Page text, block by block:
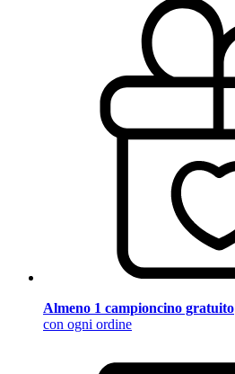
Almeno 1 campioncino gratuito
con ogni ordine